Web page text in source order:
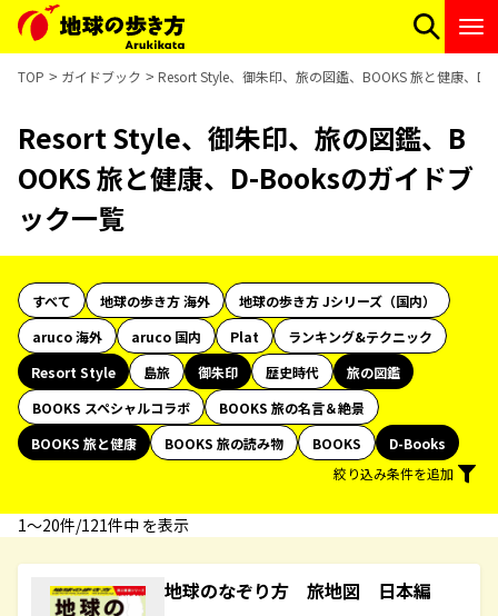
TOP ガイドブック Resort Style、御朱印、旅の図鑑、BOOKS 旅と健康、
Resort Style、御朱印、旅の図鑑、B
OOKS 旅と健康、D-Booksのガイドブ
ック一覧
すべて 地球の歩き方 海外
地球の歩き方 Jシリーズ（国内）
aruco 海外
aruco 国内 Plat
ランキング&テクニック
Resort Style
島旅 御朱印 歴史時代
旅の図鑑
BOOKS スペシャルコラボ
BOOKS 旅の名言＆絶景
BOOKS 旅と健康
BOOKS 旅の読み物 BOOKS
D-Books
絞り込み条件を追加
1〜20件/121件中 を表示
地球のなぞり方 旅地図 日本編